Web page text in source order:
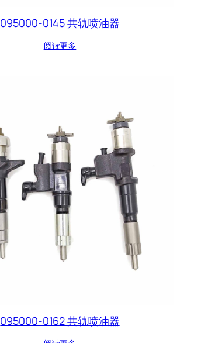
095000-0145 共轨喷油器
阅读更多
095000-0162 共轨喷油器